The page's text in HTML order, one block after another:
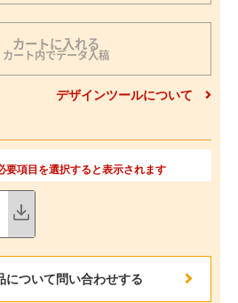
カートに入れる
カート内でデータ入稿
デザインツールについて
要項目を選択すると表示されます
について問い合わせする